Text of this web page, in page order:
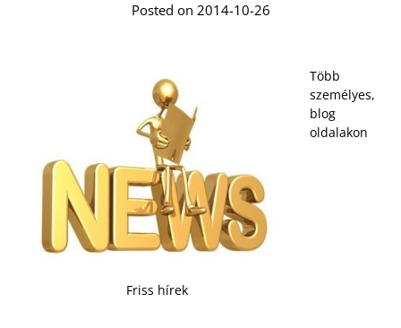
Posted on 2014-10-26
Friss hírek
Több
személyes,
blog
oldalakon